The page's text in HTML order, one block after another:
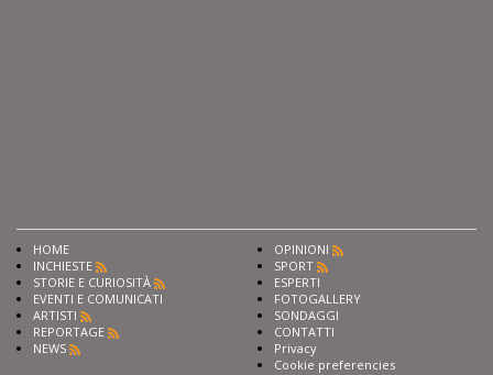
HOME
INCHIESTE
STORIE E CURIOSITÀ
EVENTI E COMUNICATI
ARTISTI
REPORTAGE
NEWS
OPINIONI
SPORT
ESPERTI
FOTOGALLERY
SONDAGGI
CONTATTI
Privacy
Cookie preferencies